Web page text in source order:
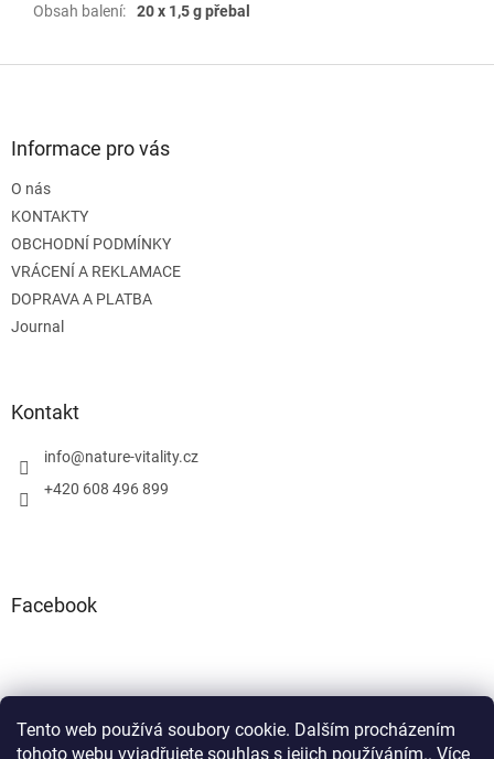
Tento web používá soubory cookie. Dalším procházením
tohoto webu vyjadřujete souhlas s jejich používáním.. Více
Obsah balení: 20 x 1,5 g přebal
Informace pro vás
O nás
KONTAKTY
OBCHODNÍ PODMÍNKY
VRÁCENÍ A REKLAMACE
DOPRAVA A PLATBA
Journal
Kontakt
info@nature-vitality.cz
+420 608 496 899
Facebook
Instagram